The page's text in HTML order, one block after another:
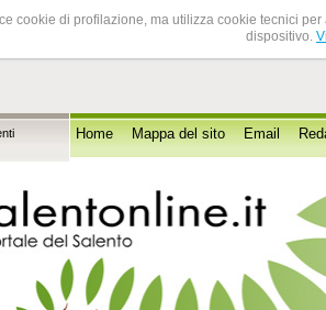
cookie di profilazione, ma utilizza cookie tecnici
dispositivo.
Home Mappa del sito Email